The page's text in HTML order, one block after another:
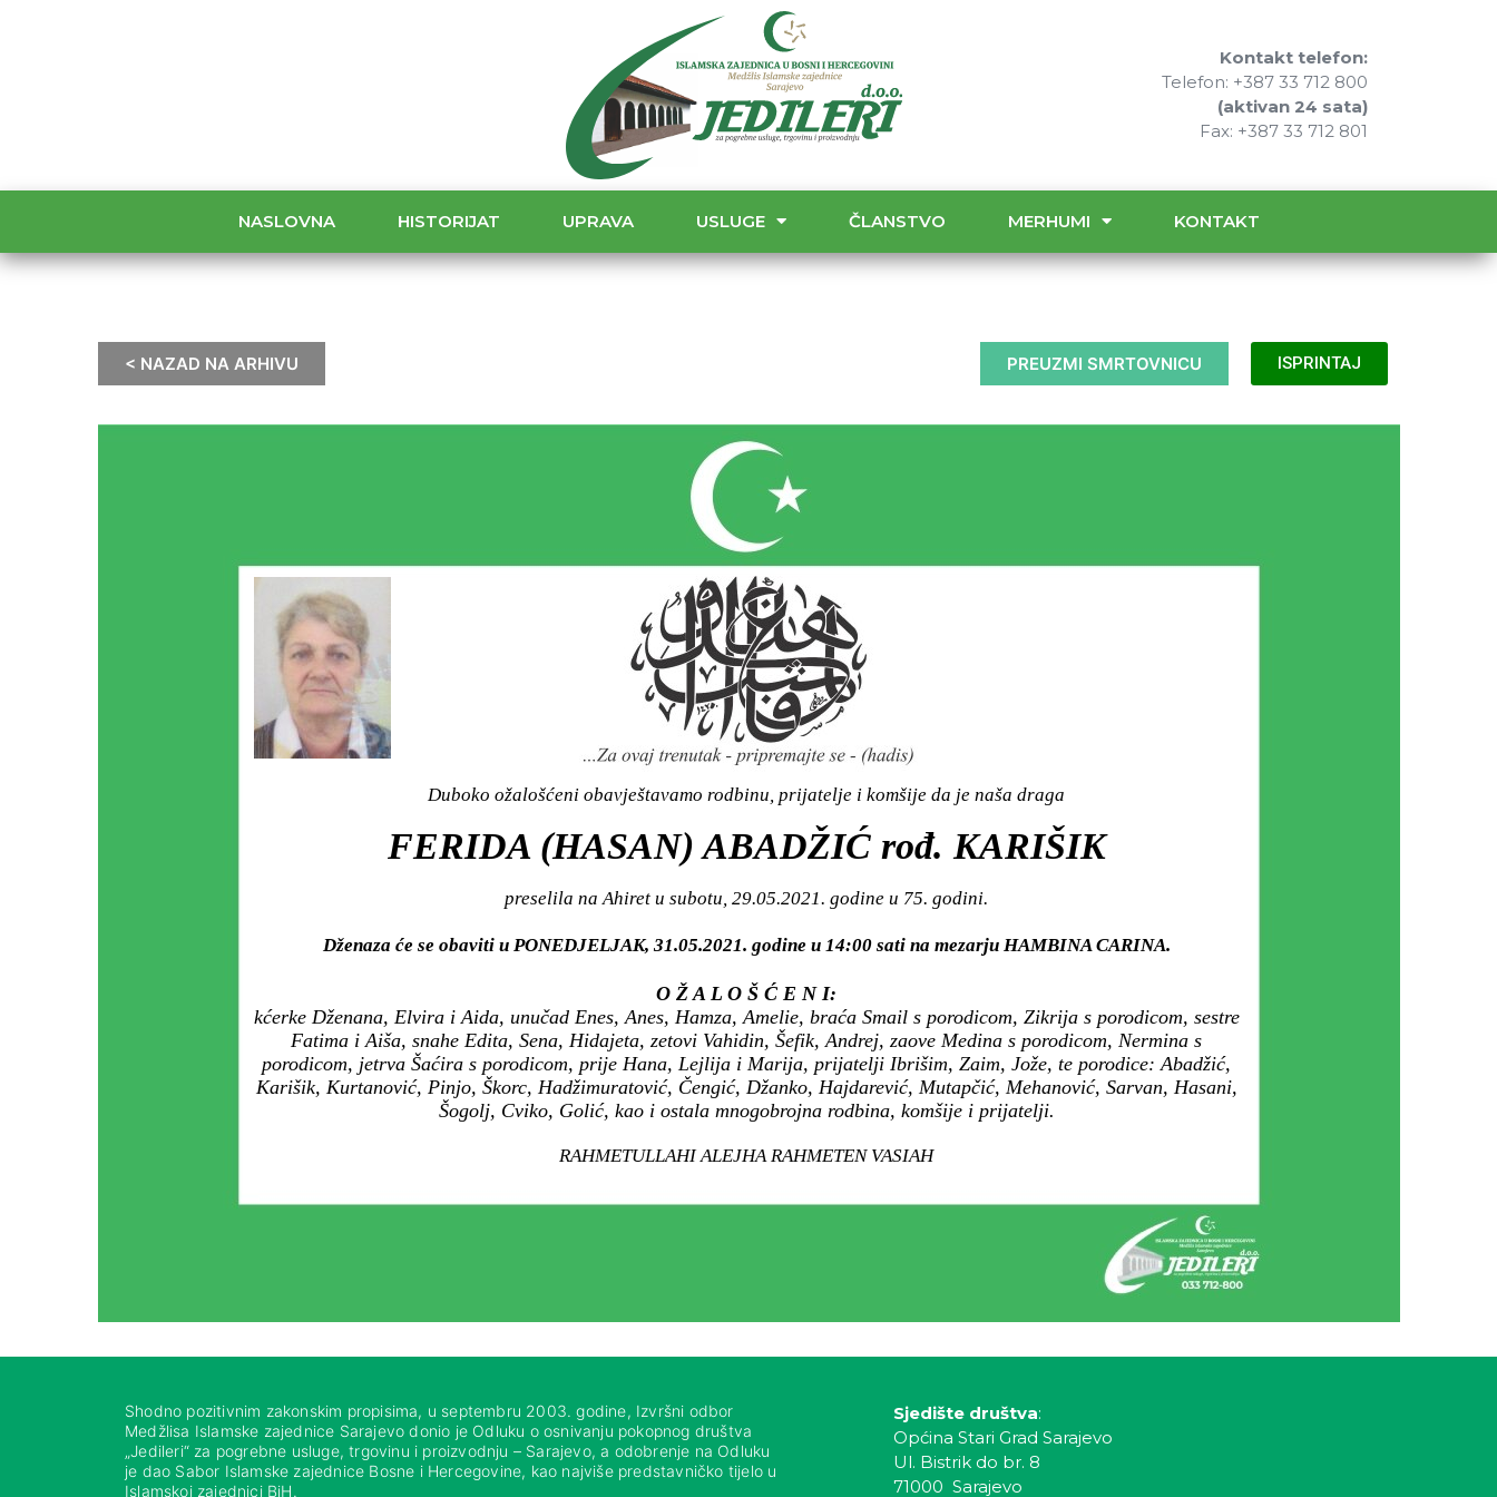
Kontakt telefon:
Telefon: +387 33 712 800
(aktivan 24 sata)
Fax: +387 33 712 801
NASLOVNA HISTORIJAT UPRAVA USLUGE ČLANSTVO MERHUMI KONTAKT
< NAZAD NA ARHIVU PREUZMI SMRTOVNICU ISPRINTAJ
Duboko ožalošćeni obavještavamo rodbinu, prijatelje i komšije da je naša draga
FERIDA (HASAN) ABADŽIĆ rođ. KARIŠIK
preselila na Ahiret u subotu, 29.05.2021. godine u 75. godini.
Dženaza će se obaviti u PONEDJELJAK, 31.05.2021. godine u 14:00 sati na mezarju HAMBINA CARINA.
O Ž A L O Š Ć E N I:
kćerke Dženana, Elvira i Aida, unučad Enes, Anes, Hamza, Amelie, braća Smail s porodicom, Zikrija s porodicom, sestre
Fatima i Aiša, snahe Edita, Sena, Hidajeta, zetovi Vahidin, Šefik, Andrej, zaove Medina s porodicom, Nermina s
porodicom, jetrva Šaćira s porodicom, prije Hana, Lejlija i Marija, prijatelji Ibrišim, Zaim, Jože, te porodice: Abadžić,
Karišik, Kurtanović, Pinjo, Škorc, Hadžimuratović, Čengić, Džanko, Hajdarević, Mutapčić, Mehanović, Sarvan, Hasani,
Šogolj, Cviko, Golić, kao i ostala mnogobrojna rodbina, komšije i prijatelji.
RAHMETULLAHI ALEJHA RAHMETEN VASIAH
Shodno pozitivnim zakonskim propisima, u septembru 2003. godine, Izvršni odbor
Medžlisa Islamske zajednice Sarajevo donio je Odluku o osnivanju pokopnog društva
„Jedileri“ za pogrebne usluge, trgovinu i proizvodnju – Sarajevo, a odobrenje na Odluku
je dao Sabor Islamske zajednice Bosne i Hercegovine, kao najviše predstavničko tijelo u
Islamskoj zajednici BiH.
Sjedište društva:
Općina Stari Grad Sarajevo
Ul. Bistrik do br. 8
71000 Sarajevo